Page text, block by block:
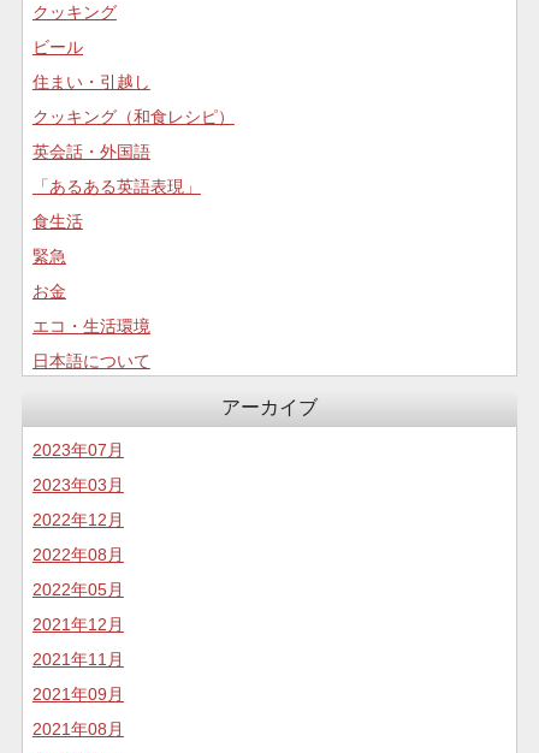
クッキング
ビール
住まい・引越し
クッキング（和食レシピ）
英会話・外国語
「あるある英語表現」
食生活
緊急
お金
エコ・生活環境
日本語について
食生活
アーカイブ
2023年07月
2023年03月
2022年12月
2022年08月
2022年05月
2021年12月
2021年11月
2021年09月
2021年08月